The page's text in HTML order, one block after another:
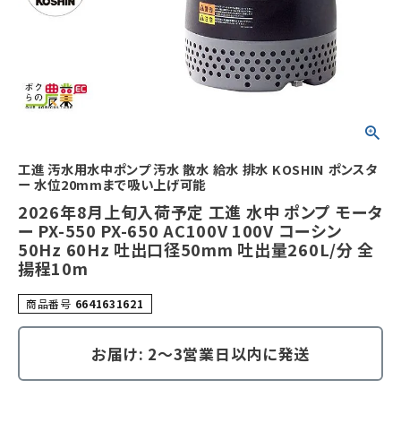
工進 汚水用水中ポンプ 汚水 散水 給水 排水 KOSHIN ポンスタ
ー 水位20mmまで吸い上げ可能
2026年8月上旬入荷予定 工進 水中 ポンプ モータ
ー PX-550 PX-650 AC100V 100V コーシン
50Hz 60Hz 吐出口径50mm 吐出量260L/分 全
揚程10m
商品番号 6641631621
お届け: 2～3営業日以内に発送